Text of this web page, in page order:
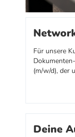
Für unsere
(m/w/d), der
Deine